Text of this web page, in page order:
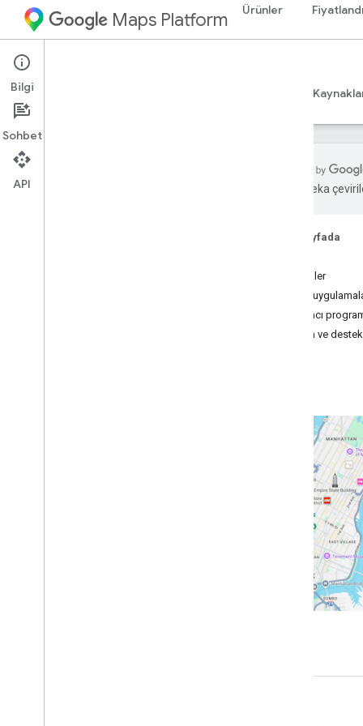
Maps Platform Ürünler
iOS
Rehberler
Yapay zeka
Bu sayfada
Özellikler
Örnek
Yardımcı
Yardım ve destek
Bilgi
Sohbet
API